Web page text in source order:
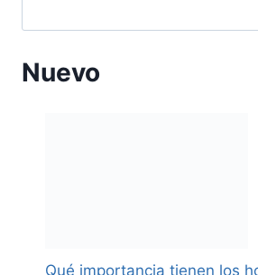
Nuevo
Qué importancia tienen los